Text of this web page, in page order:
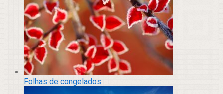
Folhas de congelados